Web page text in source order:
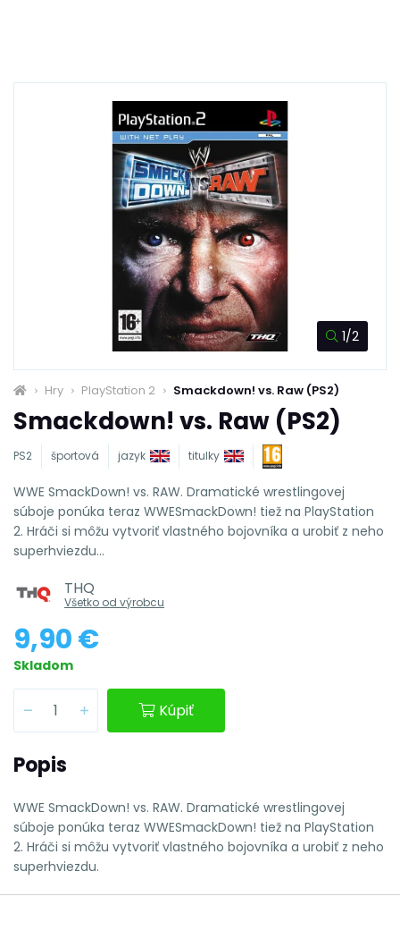
1/2
Hry PlayStation 2 Smackdown! vs. Raw (PS2)
Smackdown! vs. Raw (PS2)
PS2 športová jazyk titulky
WWE SmackDown! vs. RAW. Dramatické wrestlingovej
súboje ponúka teraz WWESmackDown! tiež na PlayStation
2. Hráči si môžu vytvoriť vlastného bojovníka a urobiť z neho
superhviezdu...
THQ
Všetko od výrobcu
9,90 €
Skladom
Kúpiť
Popis
WWE SmackDown! vs. RAW. Dramatické wrestlingovej
súboje ponúka teraz WWESmackDown! tiež na PlayStation
2. Hráči si môžu vytvoriť vlastného bojovníka a urobiť z neho
superhviezdu.